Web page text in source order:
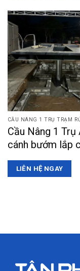
CẦU NÂNG 1 TRỤ TRẠM
Cầu Nâng 1 Trụ
cánh bướm lắp
LIÊN HỆ NGAY